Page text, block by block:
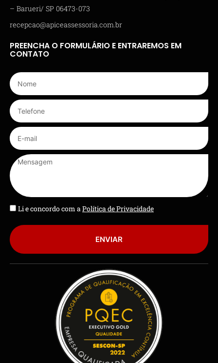
– Barueri/ SP 06473-073
recepcao@apiceassessoria.com.br
PREENCHA O FORMULÁRIO E ENTRAREMOS EM
CONTATO
Li e concordo com aPolítica de Privacidade
ENVIAR